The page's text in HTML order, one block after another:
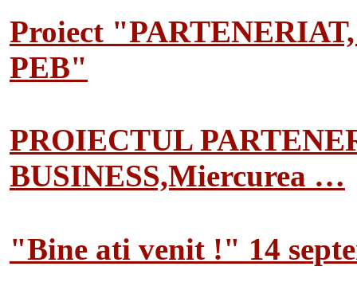
Proiect
PEB"
PROIECTUL
BUSINESS,Miercurea …
"Bine ati venit !" 14